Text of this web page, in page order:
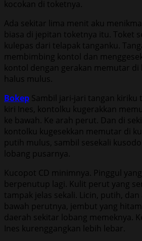
kocokan di toketnya.
Ada sekitar lima menit aku
biasa di jepitan toketnya itu. Toket
kulepas dari telapak tanganku.
membimbing kontol dan
kontol dengan gerakan memutar di
halus mulus.
Bokep Sambil jari-jari tangan kiriku
kiri Ines, kontolku kugerakkan
ke bawah. Ke arah perut. Dan di
kontolku kugesekkan memutar di
putih mulus, sambil sesekali
lobang pusarnya.
Kucopot CD minimnya. Pinggul
berpenutup lagi. Kulit perut yang
tampak jelas sekali. Licin, putih, dan
bawah perutnya, jembut yang
daerah sekitar lobang memeknya.
Ines kurenggangkan lebih lebar.